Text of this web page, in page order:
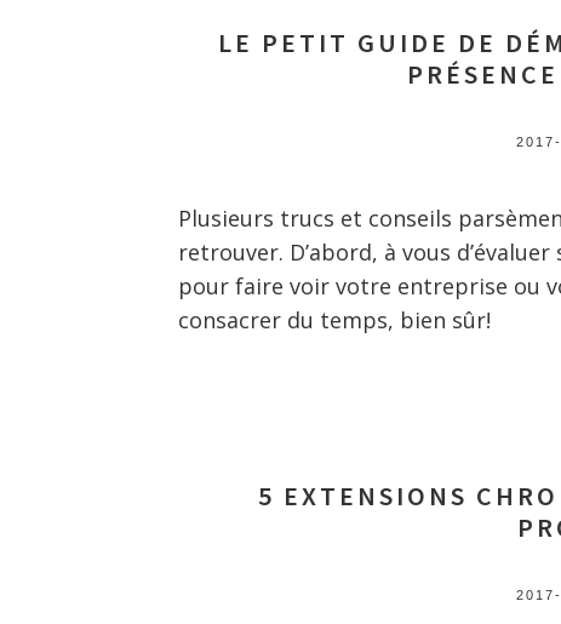
LE PETIT GUIDE DE
Plusieurs trucs et conseils
retrouver. D’abord, à vous
pour faire voir votre entreprise ou
consacrer du temps, bien sûr!
5 EXTENSIONS